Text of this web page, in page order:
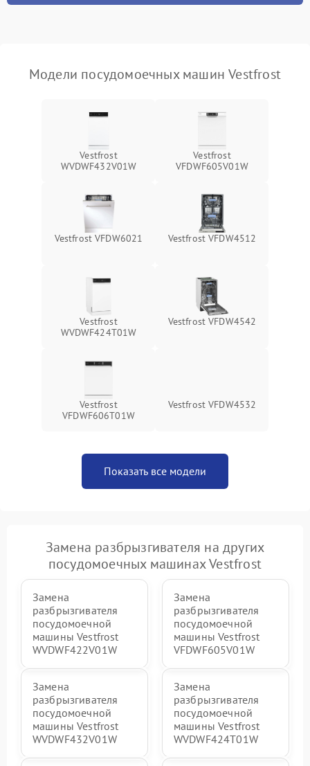
Модели посудомоечных машин Vestfrost
Vestfrost
WVDWF432V01W
Vestfrost
VFDWF605V01W
Vestfrost VFDW6021 Vestfrost VFDW4512
Vestfrost
WVDWF424T01W
Vestfrost VFDW4542
Vestfrost
VFDWF606T01W
Vestfrost VFDW4532
Показать все модели
Замена разбрызгивателя на других
посудомоечных машинах Vestfrost
Замена
разбрызгивателя
посудомоечной
машины Vestfrost
WVDWF422V01W
Замена
разбрызгивателя
посудомоечной
машины Vestfrost
VFDWF605V01W
Замена
разбрызгивателя
посудомоечной
машины Vestfrost
WVDWF432V01W
Замена
разбрызгивателя
посудомоечной
машины Vestfrost
WVDWF424T01W